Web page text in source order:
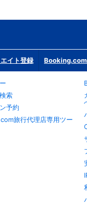
イト登録
索
予約
旅行代理店専用ツー